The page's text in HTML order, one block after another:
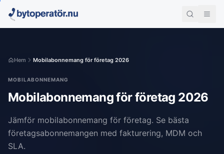
Hem Mobilabonnemang för företag 2026
MOBILABONNEMANG
Mobilabonnemang för företag 2026
Jämför mobilabonnemang för företag. Se bästa
företagsabonnemangen med fakturering, MDM och
SLA.